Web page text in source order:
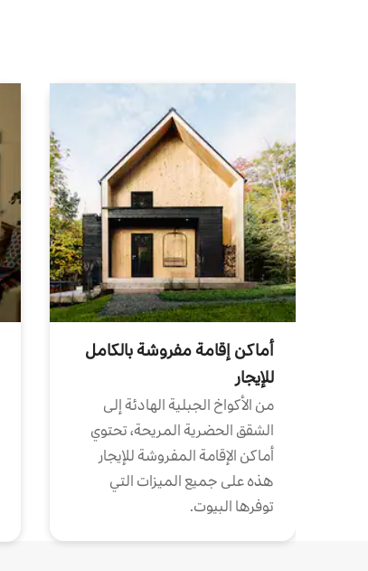
أماكن إقامة مفروشة بالكامل
للإيجار
من الأكواخ الجبلية الهادئة إلى
الشقق الحضرية المريحة، تحتوي
أماكن الإقامة المفروشة للإيجار
هذه على جميع الميزات التي
توفرها البيوت.